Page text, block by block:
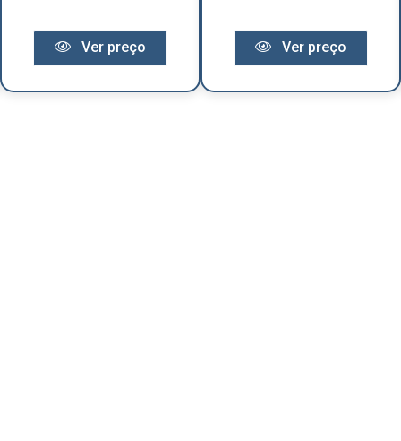
Ver preço Ver preço